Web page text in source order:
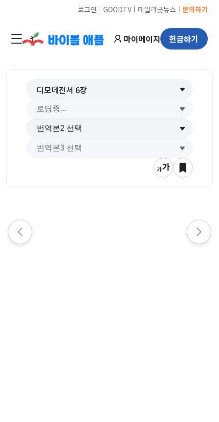
로그인 ㅣ GOODTVㅣ 데일리굿뉴스 ㅣ 문의하기
마이페이지 헌금하기
디모데전서 6장